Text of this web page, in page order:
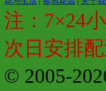
注：7×24
次日安排
© 2005-